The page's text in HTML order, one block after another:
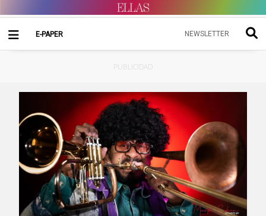
E-PAPER NEWSLETTER
PUBLICIDAD